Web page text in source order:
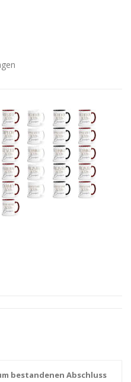
bestandenen Abschluss